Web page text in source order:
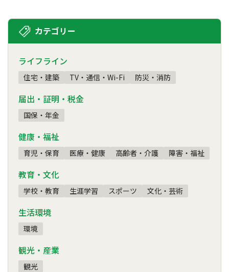
カテゴリー
ライフライン
住宅・建築 TV・通信・Wi-Fi 防災・消防
届出・証明・税金
国保・年金
健康・福祉
育児・保育 医療・健康 高齢者・介護 障害・福祉
教育・文化
学校・教育 生涯学習 スポーツ 文化・芸術
生活環境
環境
観光・産業
観光